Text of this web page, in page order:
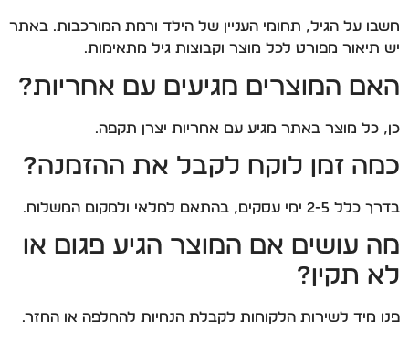
חשבו על הגיל, תחומי העניין של הילד ורמת המורכבות. באתר
יש תיאור מפורט לכל מוצר וקבוצות גיל מתאימות.
האם המוצרים מגיעים עם אחריות?
כן, כל מוצר באתר מגיע עם אחריות יצרן תקפה.
כמה זמן לוקח לקבל את ההזמנה?
בדרך כלל 2-5 ימי עסקים, בהתאם למלאי ולמקום המשלוח.
מה עושים אם המוצר הגיע פגום או
לא תקין?
פנו מיד לשירות הלקוחות לקבלת הנחיות להחלפה או החזר.